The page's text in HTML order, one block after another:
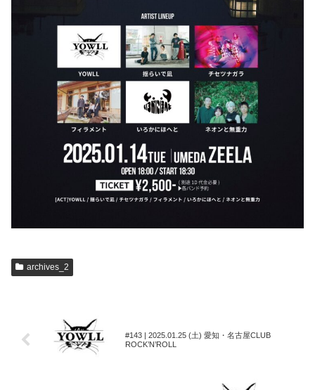
archives_2
#143 | 2025.01.25 (土) 愛知・名古屋CLUB
ROCK’N’ROLL